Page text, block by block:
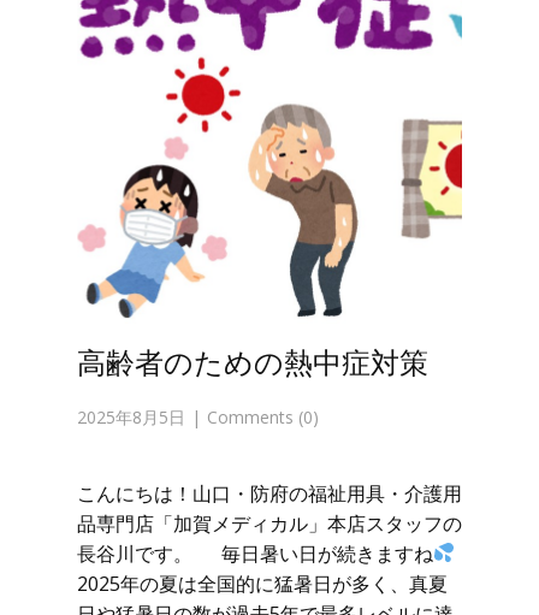
高齢者のための熱中症対策
2025年8月5日 Comments (0)
こんにちは！山口・防府の福祉用具・介護用
品専門店「加賀メディカル」本店スタッフの
長谷川です。 毎日暑い日が続きますね
2025年の夏は全国的に猛暑日が多く、真夏